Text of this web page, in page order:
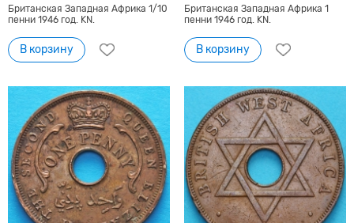
Британская Западная Африка 1/10
пенни 1946 год. KN.
В корзину
Британская Западная Африка 1
пенни 1946 год. KN.
В корзину